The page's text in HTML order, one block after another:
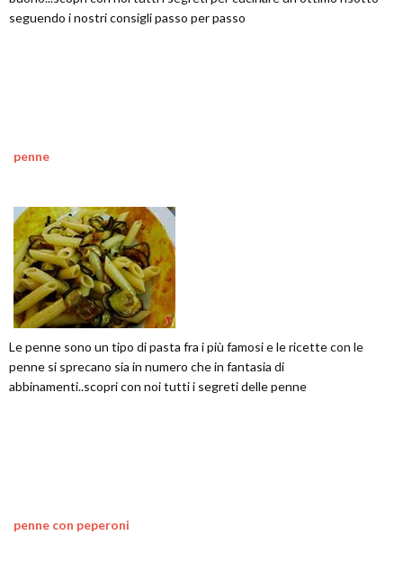
seguendo i nostri consigli passo per passo
penne
Le penne sono un tipo di pasta fra i più famosi e le ricette con le
penne si sprecano sia in numero che in fantasia di
abbinamenti..scopri con noi tutti i segreti delle penne
penne con peperoni